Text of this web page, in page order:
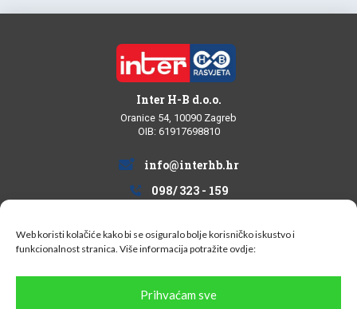
Web koristi kolačiće kako bi se osiguralo bolje korisničko iskustvo i
funkcionalnost stranica. Više informacija potražite ovdje:
Prihvaćam sve
Inter H-B d.o.o.
Oranice 54, 10090 Zagreb
OIB: 61917698810
info@interhb.hr
098/ 323 - 159